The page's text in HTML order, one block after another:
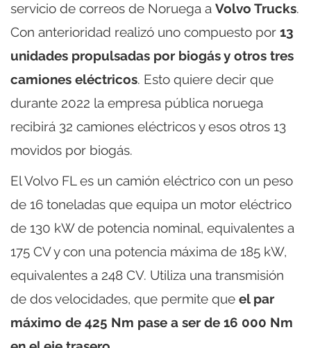
servicio de correos de Noruega a Volvo Trucks.
Con anterioridad realizó uno compuesto por 13
unidades propulsadas por biogás y otros tres
camiones eléctricos. Esto quiere decir que
durante 2022 la empresa pública noruega
recibirá 32 camiones eléctricos y esos otros 13
movidos por biogás.
El Volvo FL es un camión eléctrico con un peso
de 16 toneladas que equipa un motor eléctrico
de 130 kW de potencia nominal, equivalentes a
175 CV y con una potencia máxima de 185 kW,
equivalentes a 248 CV. Utiliza una transmisión
de dos velocidades, que permite que el par
máximo de 425 Nm pase a ser de 16 000 Nm